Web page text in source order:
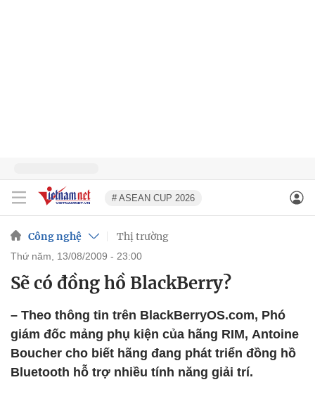
# ASEAN CUP 2026
Công nghệ Thị trường
thứ năm, 13/08/2009 - 23:00
Sẽ có đồng hồ BlackBerry?
– Theo thông tin trên BlackBerryOS.com, Phó
giám đốc mảng phụ kiện của hãng RIM, Antoine
Boucher cho biết hãng đang phát triển đồng hồ
Bluetooth hỗ trợ nhiều tính năng giải trí.